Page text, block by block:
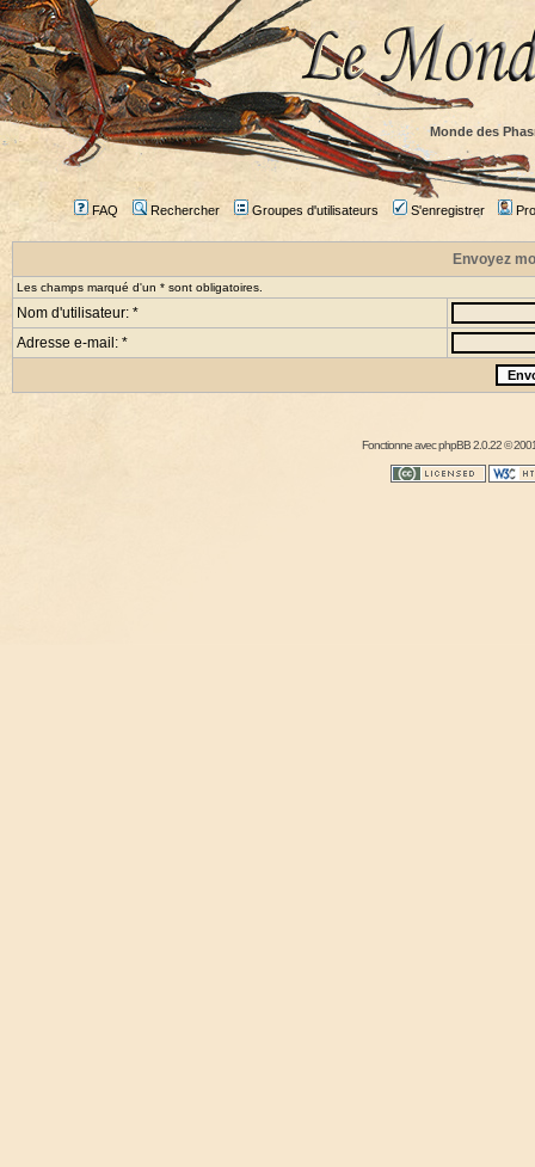
Monde des
FAQ Rechercher Groupes d'utilisateurs S'enregistrer
Envoyez
Les champs marqué d'un * sont obligatoires.
Nom d'utilisateur: *
Adresse e-mail: *
Fonctionne avecphpBB2.0.22 ©